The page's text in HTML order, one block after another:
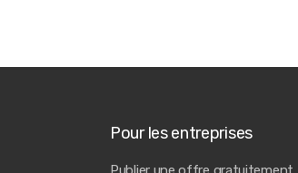
Pour les entreprises